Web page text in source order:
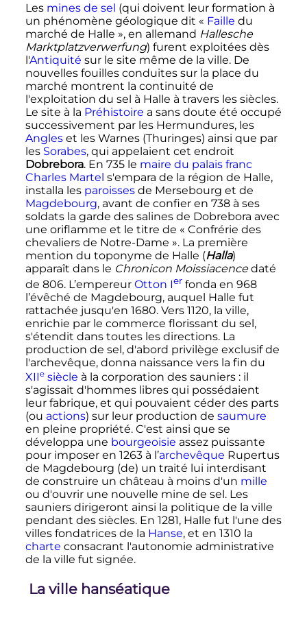
Les mines de sel (qui doivent leur formation à
un phénomène géologique dit « Faille du
marché de Halle », en allemand Hallesche
Marktplatzverwerfung) furent exploitées dès
l'Antiquité sur le site même de la ville. De
nouvelles fouilles conduites sur la place du
marché montrent la continuité de
l'exploitation du sel à Halle à travers les siècles.
Le site à la Préhistoire a sans doute été occupé
successivement par les Hermundures, les
Angleset les Warnes (Thuringes) ainsi que par
les Sorabes, qui appelaient cet endroit
Dobrebora. En 735 le maire du palais franc
Charles Martel s'empara de la région de Halle,
installa les paroissesde Mersebourg et de
Magdebourg, avant de confier en 738 à ses
soldats la garde des salines de Dobrebora avec
une oriflamme et le titre de « Confrérie des
chevaliers de Notre-Dame ». La première
mention du toponyme de Halle (Halla)
apparaît dans le Chronicon Moissiacencedaté
de 806. L’empereur Otton Ierfonda en 968
l’évêché de Magdebourg, auquel Halle fut
rattachée jusqu'en 1680. Vers 1120, la ville,
enrichie par le commerce florissant du sel,
s'étendit dans toutes les directions. La
production de sel, d'abord privilège exclusif de
l'archevêque, donna naissance vers la fin du
XIIesiècle à la corporation des sauniers : il
s'agissait d'hommes libres qui possédaient
leur fabrique, et qui pouvaient céder des parts
(ou actions) sur leur production de saumure
en pleine propriété. C'est ainsi que se
développa une bourgeoisie assez puissante
pour imposer en 1263 à l’archevêque Rupertus
de Magdebourg (de) un traité lui interdisant
de construire un château à moins d'un mille
ou d'ouvrir une nouvelle mine de sel. Les
sauniers dirigeront ainsi la politique de la ville
pendant des siècles. En 1281, Halle fut l'une des
villes fondatrices de la Hanse, et en 1310 la
charte consacrant l'autonomie administrative
de la ville fut signée.
La ville hanséatique